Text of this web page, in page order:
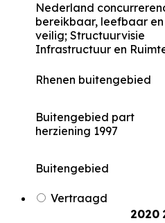
Nederland
bereikbaar, leefbaar en
veilig; Structuurvisie
Infrastructuur en
Rhenen buitengebied
Buitengebied part
herziening 1997
Buitengebied
Vertraagd
2020